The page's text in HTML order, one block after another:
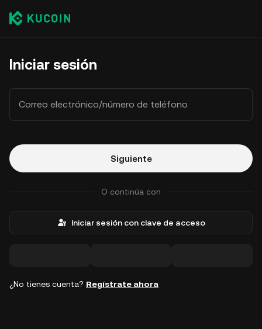
Iniciar sesión
Correo electrónico/número de teléfono
Siguiente
O continúa con
Iniciar sesión con clave de acceso
¿No tienes cuenta? Regístrate ahora